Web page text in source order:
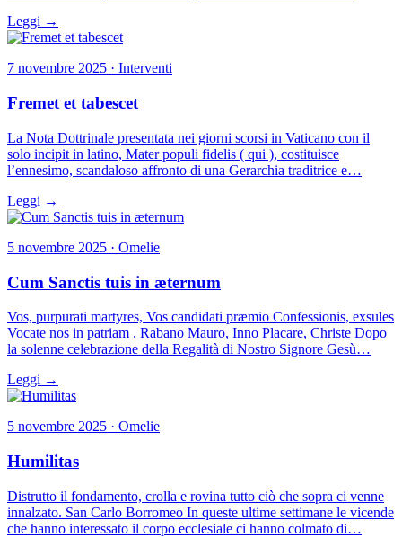
Leggi →
7 novembre 2025 · Interventi
Fremet et tabescet
La Nota Dottrinale presentata nei giorni scorsi in Vaticano con il
solo incipit in latino, Mater populi fidelis ( qui ), costituisce
l’ennesimo, scandaloso affronto di una Gerarchia traditrice e…
Leggi →
5 novembre 2025 · Omelie
Cum Sanctis tuis in æternum
Vos, purpurati martyres, Vos candidati præmio Confessionis, exsules
Vocate nos in patriam . Rabano Mauro, Inno Placare, Christe Dopo
la solenne celebrazione della Regalità di Nostro Signore Gesù…
Leggi →
5 novembre 2025 · Omelie
Humilitas
Distrutto il fondamento, crolla e rovina tutto ciò che sopra ci venne
innalzato. San Carlo Borromeo In queste ultime settimane le vicende
che hanno interessato il corpo ecclesiale ci hanno colmato di…